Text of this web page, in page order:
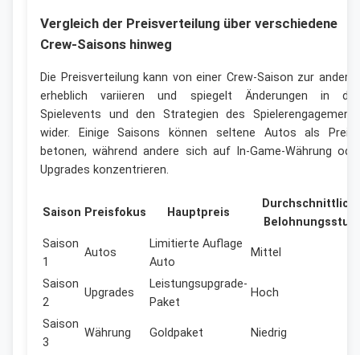
Vergleich der Preisverteilung über verschiedene
Crew-Saisons hinweg
Die Preisverteilung kann von einer Crew-Saison zur
erheblich variieren und spiegelt Änderungen in
Spielevents und den Strategien des
wider. Einige Saisons können seltene Autos als
betonen, während andere sich auf In-Game-Währung
Upgrades konzentrieren.
Saison Preisfokus Hauptpreis
Saison
1
Autos
Limitierte Auflage
Auto
Mittel
Saison
2
Upgrades
Leistungsupgrade-
Paket
Hoch
Saison
3
Währung Goldpaket Niedrig